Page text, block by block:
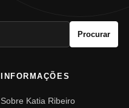
Procurar
INFORMAÇÕES
Sobre Katia Ribeiro